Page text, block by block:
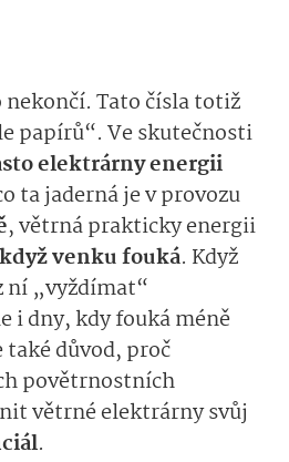
Tato čísla totiž
papírů“. Ve skutečnosti
elektrárny energii
ta jaderná je v provozu
, větrná prakticky energii
venku fouká. Když
ní „vyždímat“
i dny, kdy fouká méně
také důvod, proč
povětrnostních
větrné elektrárny svůj
.